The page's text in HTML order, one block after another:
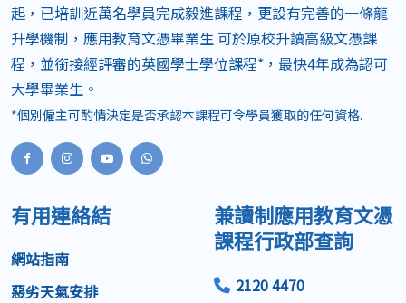
起，已培訓近萬名學員完成毅進課程，更設有完善的一條龍
升學機制，應用教育文憑畢業生 可於原校升讀高級文憑課
程，並銜接經評審的英國學士學位課程*，最快4年成為認可
大學畢業生。
*個別僱主可酌情決定是否承認本課程可令學員獲取的任何資格.
有用連絡結
網站指南
惡劣天氣安排
兼讀制應用教育文憑
課程行政部查詢
2120 4470